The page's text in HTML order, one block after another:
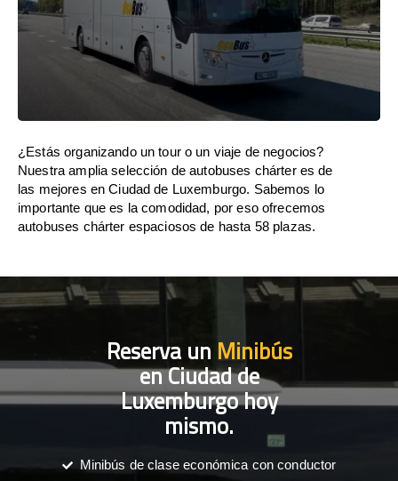
¿Estás organizando un tour o un viaje de negocios?
Nuestra amplia selección de autobuses chárter es de
las mejores en Ciudad de Luxemburgo. Sabemos lo
importante que es la comodidad, por eso ofrecemos
autobuses chárter espaciosos de hasta 58 plazas.
Reserva unMinibús
en Ciudad de
Luxemburgo hoy
mismo.
Minibús de clase económica con conductor